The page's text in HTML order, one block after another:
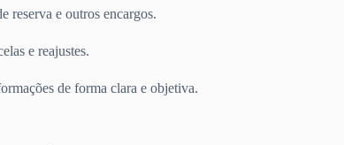
reserva e outros encargos.
e reajustes.
de forma clara e objetiva.